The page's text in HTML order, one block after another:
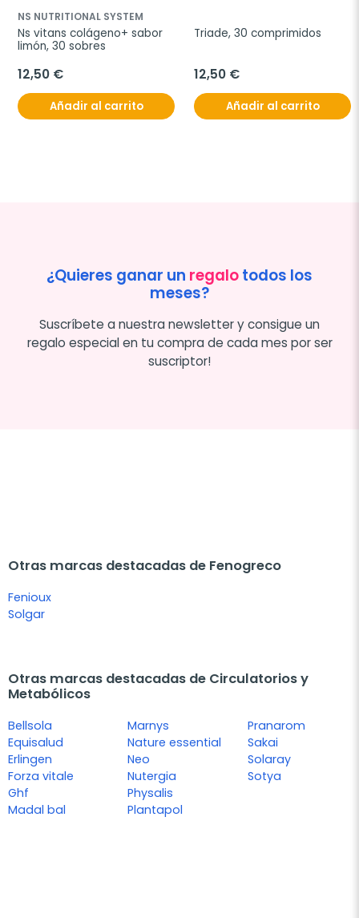
NS NUTRITIONAL SYSTEM
Ns vitans colágeno+ sabor
limón, 30 sobres
12,50 €
Añadir al carrito
Triade, 30 comprimidos
12,50 €
Añadir al carrito
¿Quieres ganar un regalotodos los
meses?
Suscríbete a nuestra newsletter y consigue un
regalo especial en tu compra de cada mes por ser
suscriptor!
Otras marcas destacadas de Fenogreco
Fenioux
Solgar
Otras marcas destacadas de Circulatorios y
Metabólicos
Bellsola
Equisalud
Erlingen
Forza vitale
Ghf
Madal bal
Marnys
Nature essential
Neo
Nutergia
Physalis
Plantapol
Pranarom
Sakai
Solaray
Sotya